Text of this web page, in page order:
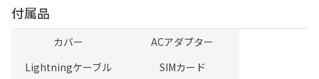
付属品
カバー
ACアダプター
Lightningケーブル
SIMカード